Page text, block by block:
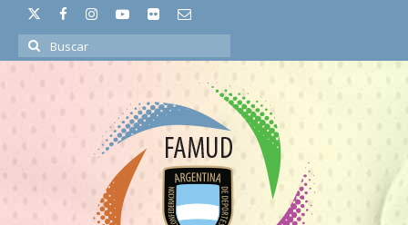
Buscar
por: